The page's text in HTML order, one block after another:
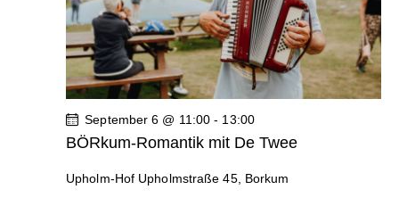
BÖRkum-Romantik mit De Twee
September 6 @ 11:00 - 13:00
Upholm-Hof Upholmstraße 45, Borkum